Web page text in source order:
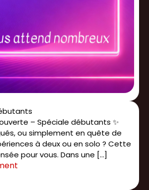
– Spéciale débutants ✨
ou simplement en quête de
à deux ou en solo ? Cette
pour vous. Dans une […]